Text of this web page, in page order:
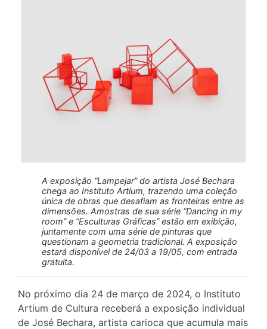
A exposição “Lampejar” do artista José Bechara
chega ao Instituto Artium, trazendo uma coleção
única de obras que desafiam as fronteiras entre as
dimensões. Amostras de sua série “Dancing in my
room” e “Esculturas Gráficas” estão em exibição,
juntamente com uma série de pinturas que
questionam a geometria tradicional. A exposição
estará disponível de 24/03 a 19/05, com entrada
gratuita.
No próximo dia 24 de março de 2024, o Instituto
Artium de Cultura receberá a exposição individual
de José Bechara, artista carioca que acumula mais